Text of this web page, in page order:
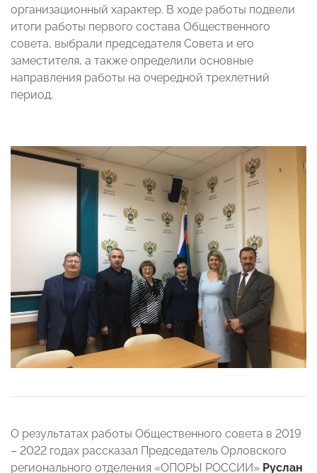
организационный характер. В ходе работы подвели
итоги работы первого состава Общественного
совета, выбрали председателя Совета и его
заместителя, а также определили основные
направления работы на очередной трехлетний
период.
О результатах работы Общественного совета в 2019
– 2022 годах рассказал Председатель Орловского
регионального отделения «ОПОРЫ РОССИИ» Руслан